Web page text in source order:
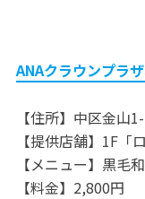
ANAクラウンプラ
【住所】中区金山
【提供店舗】1F「
【メニュー】黒毛
【料金】2,800円